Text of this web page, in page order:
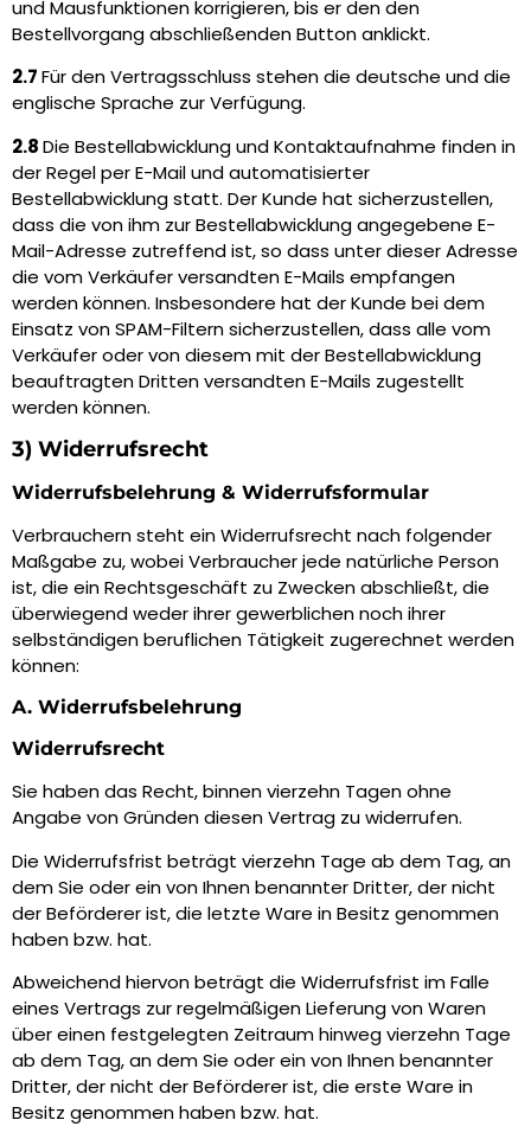
und Mausfunktionen korrigieren, bis er den den
Bestellvorgang abschließenden Button anklickt.
2.7Für den Vertragsschluss stehen die deutsche und die
englische Sprache zur Verfügung.
2.8Die Bestellabwicklung und Kontaktaufnahme finden in
der Regel per E-Mail und automatisierter
Bestellabwicklung statt. Der Kunde hat sicherzustellen,
dass die von ihm zur Bestellabwicklung angegebene E-
Mail-Adresse zutreffend ist, so dass unter dieser Adresse
die vom Verkäufer versandten E-Mails empfangen
werden können. Insbesondere hat der Kunde bei dem
Einsatz von SPAM-Filtern sicherzustellen, dass alle vom
Verkäufer oder von diesem mit der Bestellabwicklung
beauftragten Dritten versandten E-Mails zugestellt
werden können.
3) Widerrufsrecht
Widerrufsbelehrung & Widerrufsformular
Verbrauchern steht ein Widerrufsrecht nach folgender
Maßgabe zu, wobei Verbraucher jede natürliche Person
ist, die ein Rechtsgeschäft zu Zwecken abschließt, die
überwiegend weder ihrer gewerblichen noch ihrer
selbständigen beruflichen Tätigkeit zugerechnet werden
können:
A. Widerrufsbelehrung
Widerrufsrecht
Sie haben das Recht, binnen vierzehn Tagen ohne
Angabe von Gründen diesen Vertrag zu widerrufen.
Die Widerrufsfrist beträgt vierzehn Tage ab dem Tag, an
dem Sie oder ein von Ihnen benannter Dritter, der nicht
der Beförderer ist, die letzte Ware in Besitz genommen
haben bzw. hat.
Abweichend hiervon beträgt die Widerrufsfrist im Falle
eines Vertrags zur regelmäßigen Lieferung von Waren
über einen festgelegten Zeitraum hinweg vierzehn Tage
ab dem Tag, an dem Sie oder ein von Ihnen benannter
Dritter, der nicht der Beförderer ist, die erste Ware in
Besitz genommen haben bzw. hat.